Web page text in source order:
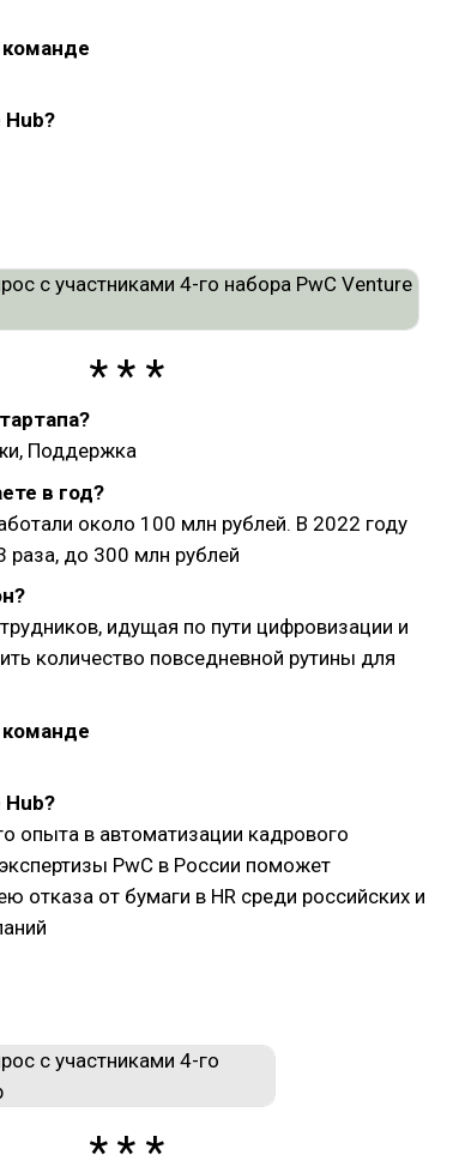
Поддержка
в год?
около 100 млн рублей. В 2022 году
раза, до 300 млн рублей
идущая по пути цифровизации и
количество повседневной рутины для
опыта в автоматизации кадрового
PwC в России поможет
отказа от бумаги в HR среди российских и